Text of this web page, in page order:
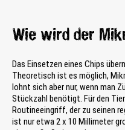
Wie wird der
Das Einsetzen eines Chips
Theoretisch ist es möglich,
lohnt sich aber nur, wenn man
Stückzahl benötigt. Für den
Routineeingriff, der zu seinen
ist nur etwa 2 x 10 Millimeter